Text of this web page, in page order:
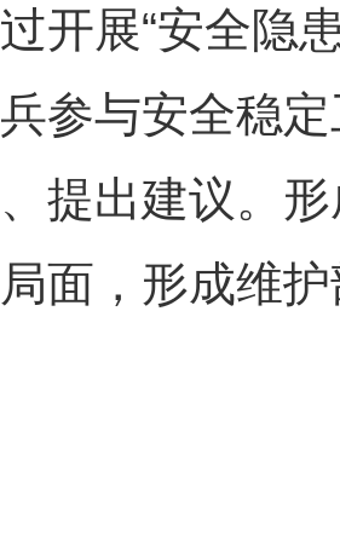
开展“安全隐
参与安全稳
提出建议。
面，形成维